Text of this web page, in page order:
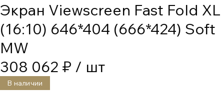
Экран Viewscreen Fast Fold XL
(16:10) 646*404 (666*424) Soft
MW
308 062 ₽ / шт
В наличии